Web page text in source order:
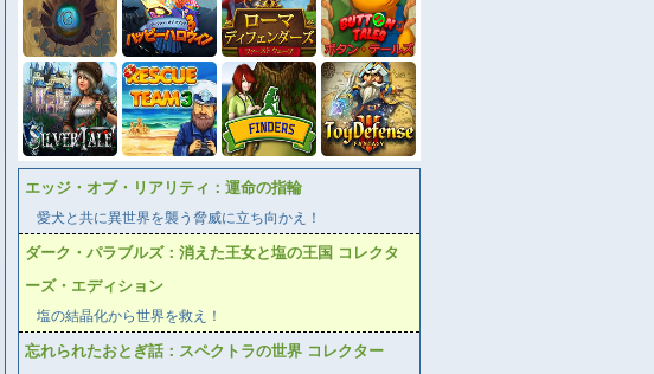
エッジ・オブ・リアリティ：運命の指輪
愛犬と共に異世界を襲う脅威に立ち向かえ！
ダーク・パラブルズ：消えた王女と塩の王国 コレクタ
ーズ・エディション
塩の結晶化から世界を救え！
忘れられたおとぎ話：スペクトラの世界 コレクター